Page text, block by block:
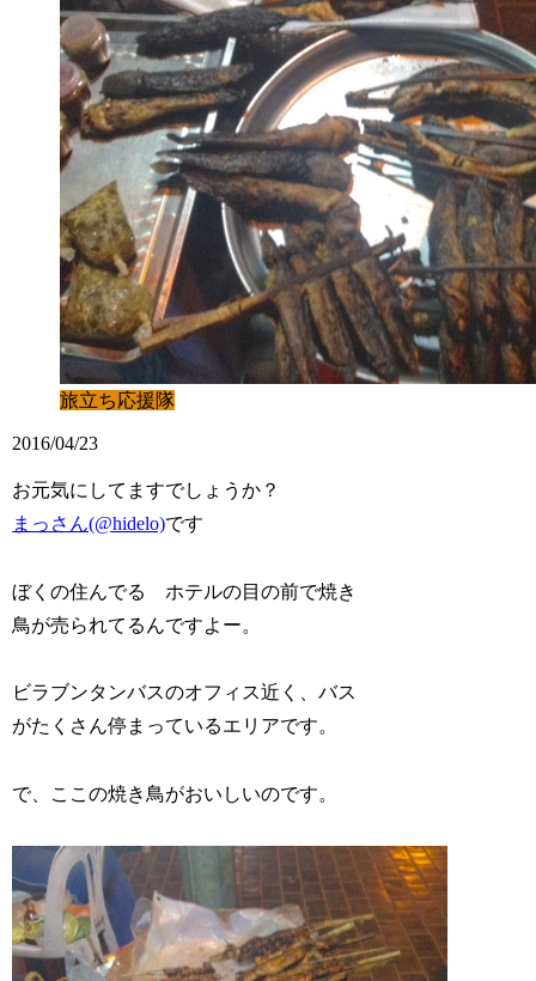
旅立ち応援隊
2016/04/23
お元気にしてますでしょうか？
まっさん(@hidelo)です
ぼくの住んでる ホテルの目の前で焼き
鳥が売られてるんですよー。
ビラブンタンバスのオフィス近く、バス
がたくさん停まっているエリアです。
で、ここの焼き鳥がおいしいのです。